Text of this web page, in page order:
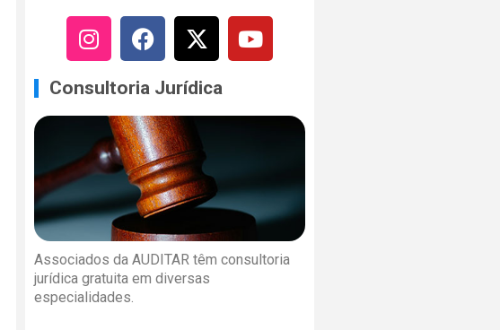
Consultoria Jurídica
Associados da AUDITAR têm consultoria
jurídica gratuita em diversas
especialidades.